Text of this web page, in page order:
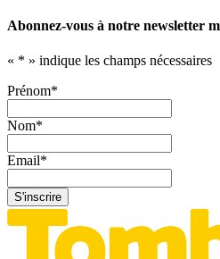
Abonnez-vous à notre newsletter
« * » indique les champs nécessaires
Prénom*
Nom*
Email*
S'inscrire